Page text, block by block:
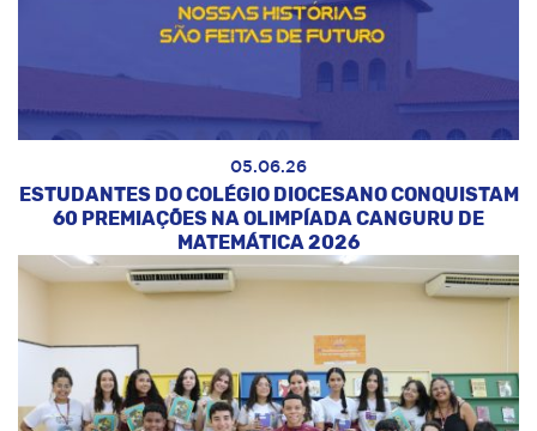
05.06.26
ESTUDANTES DO COLÉGIO DIOCESANO CONQUISTAM
60 PREMIAÇÕES NA OLIMPÍADA CANGURU DE
MATEMÁTICA 2026